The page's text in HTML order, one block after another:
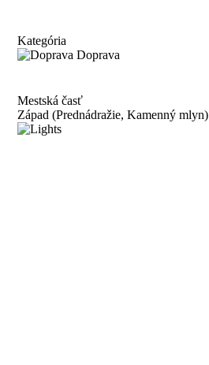
Kategória
Doprava
Mestská časť
Západ (Prednádražie, Kamenný mlyn)